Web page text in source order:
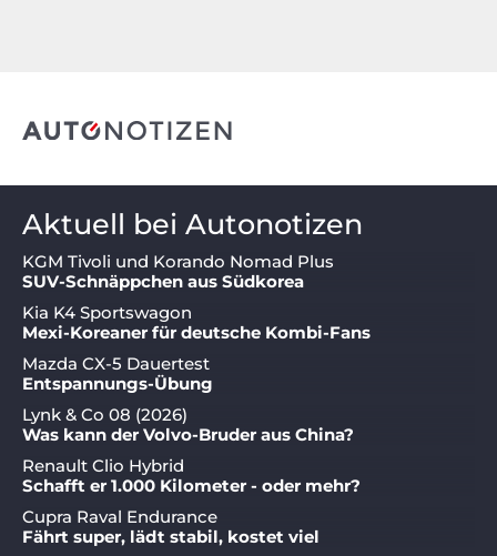
Aktuell bei Autonotizen
KGM Tivoli und Korando Nomad Plus
SUV-Schnäppchen aus Südkorea
Kia K4 Sportswagon
Mexi-Koreaner für deutsche Kombi-Fans
Mazda CX-5 Dauertest
Entspannungs-Übung
Lynk & Co 08 (2026)
Was kann der Volvo-Bruder aus China?
Renault Clio Hybrid
Schafft er 1.000 Kilometer - oder mehr?
Cupra Raval Endurance
Fährt super, lädt stabil, kostet viel